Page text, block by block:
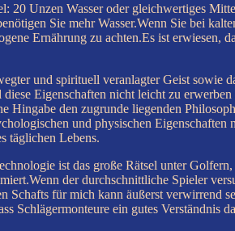
20 Unzen Wasser oder gleichwertiges
Sie mehr Wasser.Wenn Sie bei
Ernährung zu achten.Es ist erwiesen,
und spirituell veranlagter Geist sowie
Eigenschaften nicht leicht zu erwerben
Hingabe den zugrunde liegenden
und physischen
täglichen Lebens.
ist das große Rätsel unter Golfern,
der durchschnittliche Spieler
für mich kann äußerst verwirrend
Schlägermonteure ein gutes